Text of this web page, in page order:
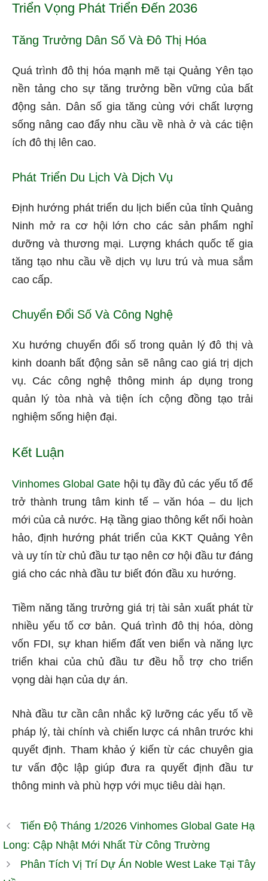
Triển Vọng Phát Triển Đến 2036
Tăng Trưởng Dân Số Và Đô Thị Hóa
Quá trình đô thị hóa mạnh mẽ tại Quảng Yên tạo
nền tảng cho sự tăng trưởng bền vững của bất
động sản. Dân số gia tăng cùng với chất lượng
sống nâng cao đẩy nhu cầu về nhà ở và các tiện
ích đô thị lên cao.
Phát Triển Du Lịch Và Dịch Vụ
Định hướng phát triển du lịch biển của tỉnh Quảng
Ninh mở ra cơ hội lớn cho các sản phẩm nghỉ
dưỡng và thương mại. Lượng khách quốc tế gia
tăng tạo nhu cầu về dịch vụ lưu trú và mua sắm
cao cấp.
Chuyển Đổi Số Và Công Nghệ
Xu hướng chuyển đổi số trong quản lý đô thị và
kinh doanh bất động sản sẽ nâng cao giá trị dịch
vụ. Các công nghệ thông minh áp dụng trong
quản lý tòa nhà và tiện ích cộng đồng tạo trải
nghiệm sống hiện đại.
Kết Luận
Vinhomes Global Gate hội tụ đầy đủ các yếu tố để
trở thành trung tâm kinh tế – văn hóa – du lịch
mới của cả nước. Hạ tầng giao thông kết nối hoàn
hảo, định hướng phát triển của KKT Quảng Yên
và uy tín từ chủ đầu tư tạo nên cơ hội đầu tư đáng
giá cho các nhà đầu tư biết đón đầu xu hướng.
Tiềm năng tăng trưởng giá trị tài sản xuất phát từ
nhiều yếu tố cơ bản. Quá trình đô thị hóa, dòng
vốn FDI, sự khan hiếm đất ven biển và năng lực
triển khai của chủ đầu tư đều hỗ trợ cho triển
vọng dài hạn của dự án.
Nhà đầu tư cần cân nhắc kỹ lưỡng các yếu tố về
pháp lý, tài chính và chiến lược cá nhân trước khi
quyết định. Tham khảo ý kiến từ các chuyên gia
tư vấn độc lập giúp đưa ra quyết định đầu tư
thông minh và phù hợp với mục tiêu dài hạn.
Tiến Độ Tháng 1/2026 Vinhomes Global Gate Hạ
Long: Cập Nhật Mới Nhất Từ Công Trường
Phân Tích Vị Trí Dự Án Noble West Lake Tại Tây